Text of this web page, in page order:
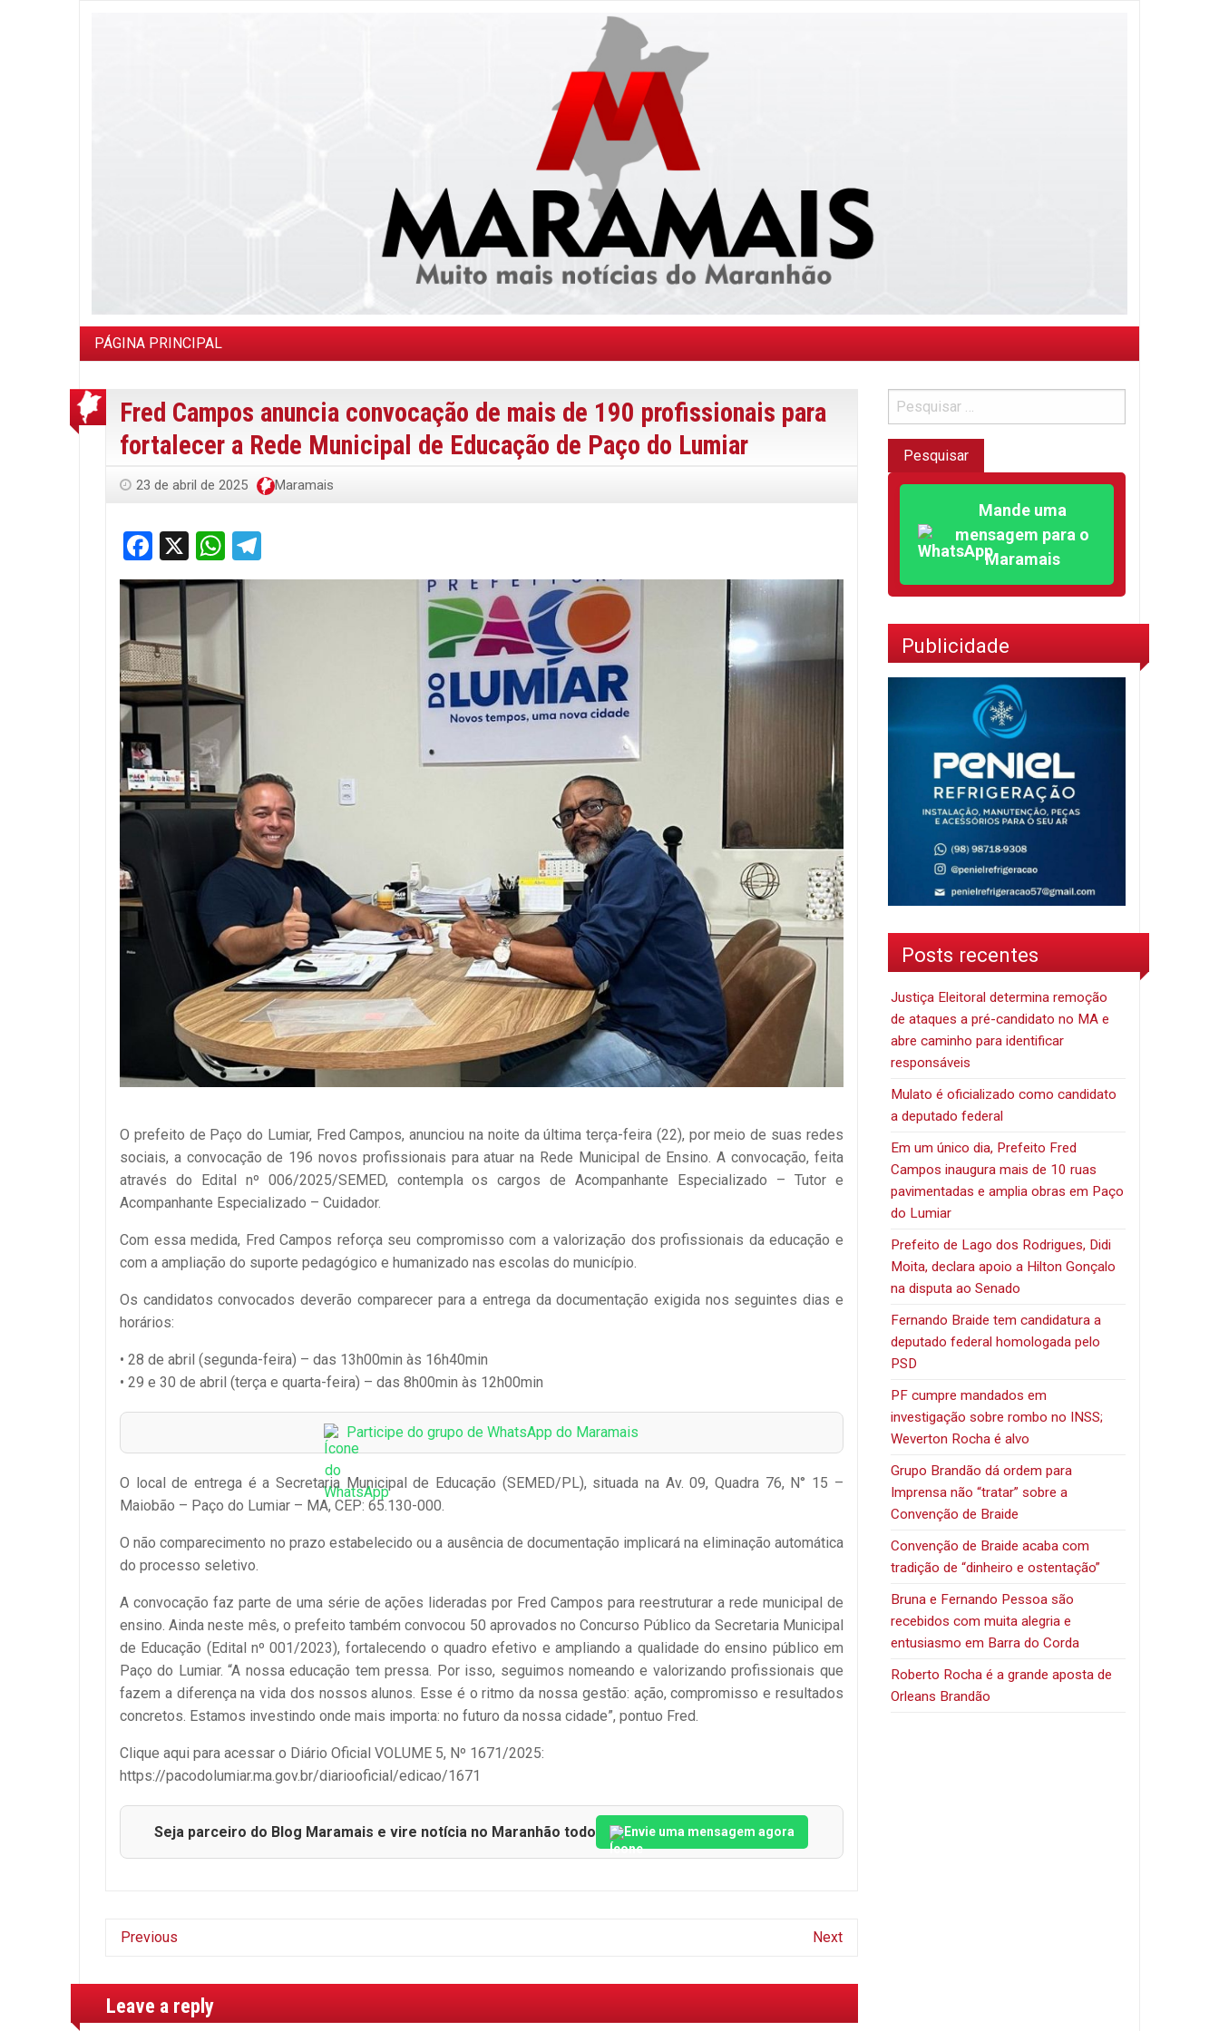
PÁGINA PRINCIPAL
Fred Campos anuncia convocação de mais de 190 profissionais para
fortalecer a Rede Municipal de Educação de Paço do Lumiar
23 de abril de 2025 Maramais
Facebook
X WhatsApp
O prefeito de Paço do Lumiar, Fred Campos, anunciou na noite da última terça-feira (22), por meio de suas redes
sociais, a convocação de 196 novos profissionais para atuar na Rede Municipal de Ensino. A convocação, feita
através do Edital nº 006/2025/SEMED, contempla os cargos de Acompanhante Especializado – Tutor e
Acompanhante Especializado – Cuidador.
Com essa medida, Fred Campos reforça seu compromisso com a valorização dos profissionais da educação e
com a ampliação do suporte pedagógico e humanizado nas escolas do município.
Os candidatos convocados deverão comparecer para a entrega da documentação exigida nos seguintes dias e
horários:
• 28 de abril (segunda-feira) – das 13h00min às 16h40min
• 29 e 30 de abril (terça e quarta-feira) – das 8h00min às 12h00min
Participe do grupo de WhatsApp do Maramais
O local de entrega é a Secretaria Municipal de Educação (SEMED/PL), situada na Av. 09, Quadra 76, N° 15 –
Maiobão – Paço do Lumiar – MA, CEP: 65.130-000.
O não comparecimento no prazo estabelecido ou a ausência de documentação implicará na eliminação automática
do processo seletivo.
A convocação faz parte de uma série de ações lideradas por Fred Campos para reestruturar a rede municipal de
ensino. Ainda neste mês, o prefeito também convocou 50 aprovados no Concurso Público da Secretaria Municipal
de Educação (Edital nº 001/2023), fortalecendo o quadro efetivo e ampliando a qualidade do ensino público em
Paço do Lumiar. “A nossa educação tem pressa. Por isso, seguimos nomeando e valorizando profissionais que
fazem a diferença na vida dos nossos alunos. Esse é o ritmo da nossa gestão: ação, compromisso e resultados
concretos. Estamos investindo onde mais importa: no futuro da nossa cidade”, pontuo Fred.
Clique aqui para acessar o Diário Oficial VOLUME 5, Nº 1671/2025:
https://pacodolumiar.ma.gov.br/diariooficial/edicao/1671
Seja parceiro do Blog Maramais e vire notícia no Maranhão todo Envie uma mensagem agora
Previous Next
Leave a reply
Mande uma
mensagem para o
Maramais
Publicidade
Posts recentes
Justiça Eleitoral determina remoção
de ataques a pré-candidato no MA e
abre caminho para identificar
responsáveis
Mulato é oficializado como candidato
a deputado federal
Em um único dia, Prefeito Fred
Campos inaugura mais de 10 ruas
pavimentadas e amplia obras em Paço
do Lumiar
Prefeito de Lago dos Rodrigues, Didi
Moita, declara apoio a Hilton Gonçalo
na disputa ao Senado
Fernando Braide tem candidatura a
deputado federal homologada pelo
PSD
PF cumpre mandados em
investigação sobre rombo no INSS;
Weverton Rocha é alvo
Grupo Brandão dá ordem para
Imprensa não “tratar” sobre a
Convenção de Braide
Convenção de Braide acaba com
tradição de “dinheiro e ostentação”
Bruna e Fernando Pessoa são
recebidos com muita alegria e
entusiasmo em Barra do Corda
Roberto Rocha é a grande aposta de
Orleans Brandão